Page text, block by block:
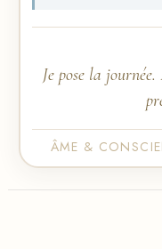
Je pose la
ÂME &